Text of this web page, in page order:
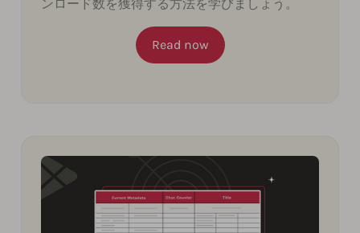
ンロード数を獲得する方法を学びましょう。
Read now